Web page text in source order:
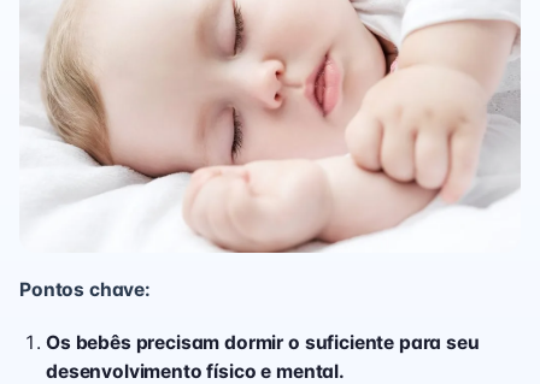
Pontos chave:
Os bebês precisam dormir o suficiente para seu
desenvolvimento físico e mental.